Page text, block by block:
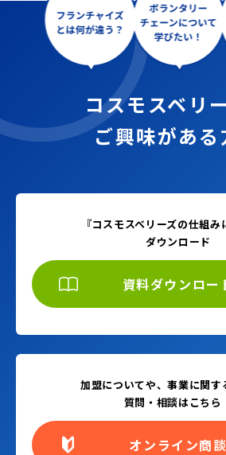
コスモスベリ
ご興味がある
『コスモスベリーズの仕組み
ダウンロード
資料ダウンロー
加盟についてや、事業に関す
質問・相談はこちら
オンライン商談